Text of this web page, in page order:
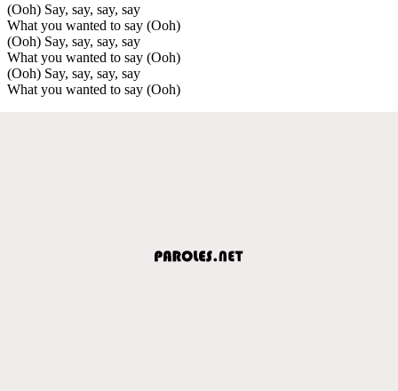
(Ooh) Say, say, say, say
What you wanted to say (Ooh)
(Ooh) Say, say, say, say
What you wanted to say (Ooh)
(Ooh) Say, say, say, say
What you wanted to say (Ooh)